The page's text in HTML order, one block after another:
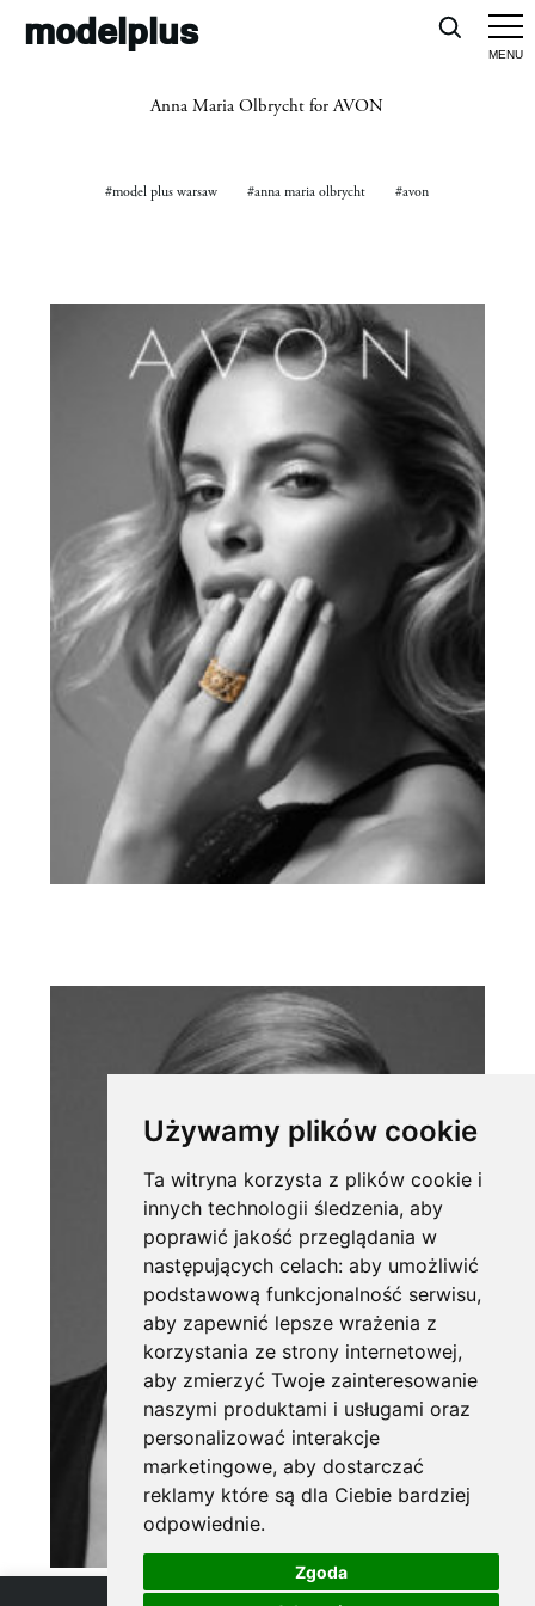
Używamy plików cookie
Ta witryna korzysta z plików cookie i
innych technologii śledzenia, aby
poprawić jakość przeglądania w
następujących celach: aby umożliwić
podstawową funkcjonalność serwisu,
aby zapewnić lepsze wrażenia z
korzystania ze strony internetowej,
aby zmierzyć Twoje zainteresowanie
naszymi produktami i usługami oraz
personalizować interakcje
marketingowe, aby dostarczać
reklamy które są dla Ciebie bardziej
odpowiednie.
Zgoda
modelplus
Anna Maria Olbrycht for AVON
#model plus warsaw #anna maria olbrycht #avon